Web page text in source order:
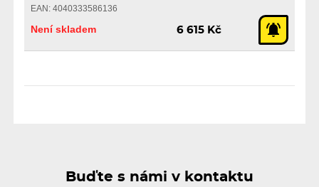
EAN: 4040333586136
Není skladem 6 615 Kč
Buďte s námi v kontaktu